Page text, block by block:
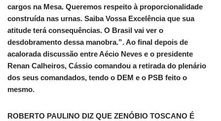
cargos na Mesa. Queremos respeito à proporcionalidade
construída nas urnas. Saiba Vossa Excelência que sua
atitude terá consequências. O Brasil vai ver o
desdobramento dessa manobra.”. Ao final depois de
acalorada discussão entre Aécio Neves e o presidente
Renan Calheiros, Cássio comandou a retirada do plenário
dos seus comandados, tendo o DEM e o PSB feito o
mesmo.
ROBERTO PAULINO DIZ QUE ZENÓBIO TOSCANO É